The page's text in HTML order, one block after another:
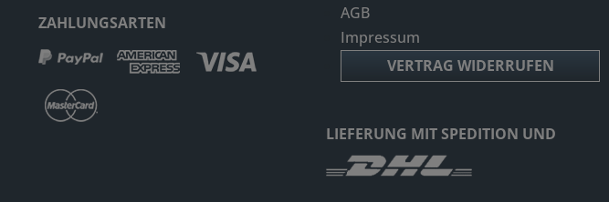
ZAHLUNGSARTEN
AGB
Impressum
VERTRAG WIDERRUFEN
LIEFERUNG MIT SPEDITION UND